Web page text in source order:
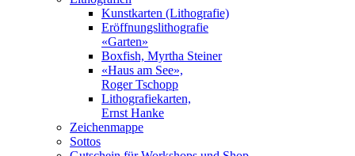
Kunstkarten (Lithografie)
Eröffnungslithografie
«Garten»
Boxfish, Myrtha Steiner
«Haus am See»,
Roger Tschopp
Lithografiekarten,
Ernst Hanke
Zeichenmappe
Sottos